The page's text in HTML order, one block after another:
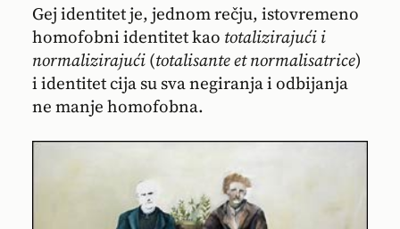
Gej identitet je, jednom rečju, istovremeno
homofobni identitet kao totalizirajući i
normalizirajući(totalisante et normalisatrice)
i identitet cija su sva negiranja i odbijanja
ne manje homofobna.